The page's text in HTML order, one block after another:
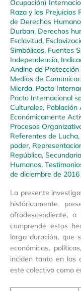
Ocupación)
Raza y los Prejuicios
de Derechos
Durban, Derechos
Esclavitud,
Simbólicos, Fuentes
Independencia,
Andino de
Medios de
Mierda, Pacto
Pacto Internacional
Culturales, Población
Económicamente
Procesos
Referentes de Lucha,
poder,
República, Secundaria
Humanos,
de diciembre de 2016
La presente
históricamente
afrodescendiente,
comprende estos
larga duración, que
económicas,
inciden tanto en las
este colectivo como